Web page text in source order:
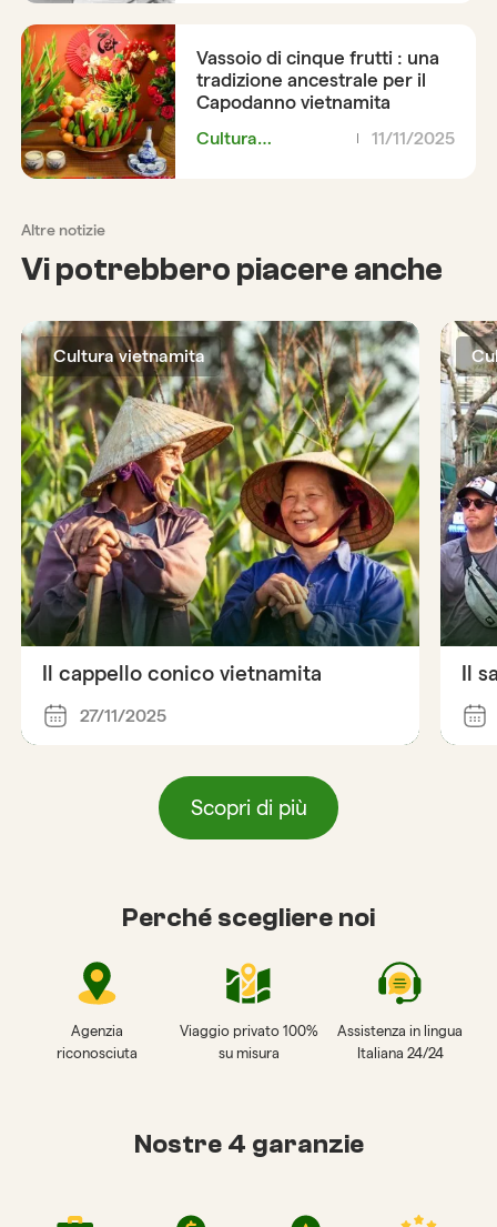
Vassoio di cinque frutti : una
tradizione ancestrale per il
Capodanno vietnamita
Cultura
11/11/2025
Altre notizie
Vi potrebbero piacere anche
Cultura vietnamita
Il cappello conico vietnamita
27/11/2025
Il
Scopri di più
Perché scegliere noi
Agenzia
riconosciuta
Viaggio privato 100%
su misura
Assistenza in lingua
Italiana 24/24
Nostre 4 garanzie